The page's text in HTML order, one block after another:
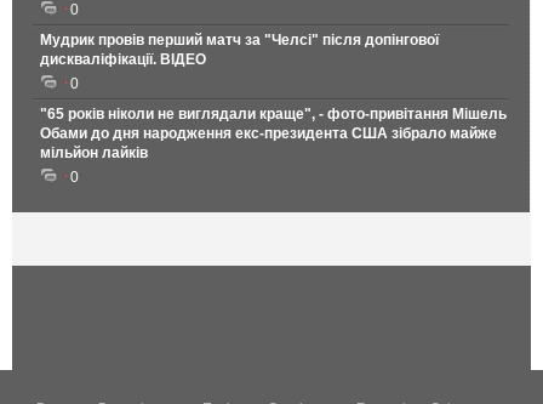
0
Мудрик провів перший матч за "Челсі" після допінгової
дискваліфікації. ВІДЕО
0
"65 років ніколи не виглядали краще", - фото-привітання Мішель
Обами до дня народження екс-президента США зібрало майже
мільйон лайків
0